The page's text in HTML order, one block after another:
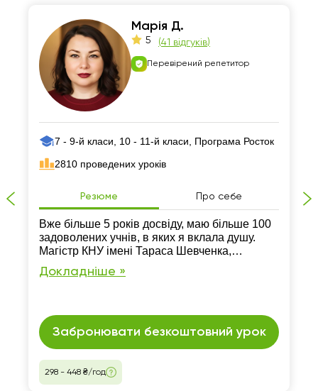
Марія Д.
5 (41 відгуків)
Перевірений репетитор
7 - 9-й класи, 10 - 11-й класи, Програма Росток
2810 проведених уроків
Резюме Про себе
Вже більше 5 років досвіду, маю більше 100
задоволених учнів, в яких я вклала душу.
Магістр КНУ імені Тараса Шевченка,
кафедра неорганічної хімії
Докладніше »
Забронювати безкоштовний урок
298 - 448 ₴/год